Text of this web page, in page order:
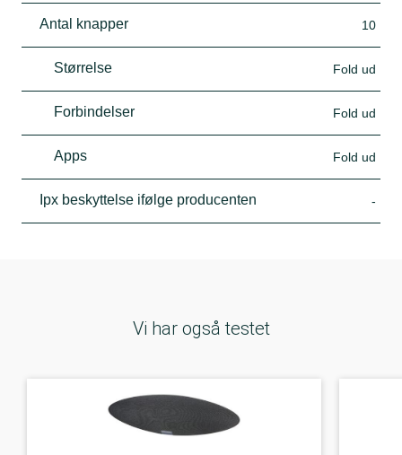
Antal knapper 10
Størrelse Fold ud
Forbindelser Fold ud
Apps Fold ud
Ipx beskyttelse ifølge producenten -
Vi har også testet